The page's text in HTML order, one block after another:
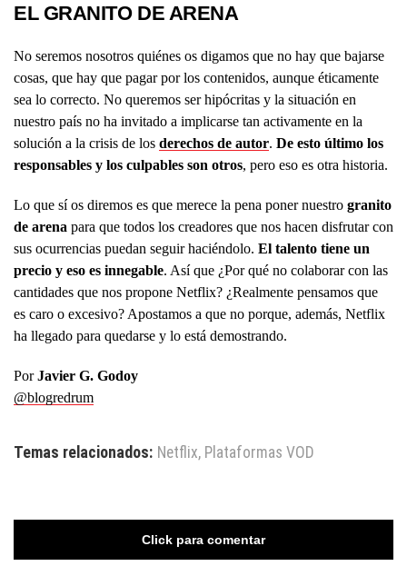
EL GRANITO DE ARENA
No seremos nosotros quiénes os digamos que no hay que bajarse
cosas, que hay que pagar por los contenidos, aunque éticamente
sea lo correcto. No queremos ser hipócritas y la situación en
nuestro país no ha invitado a implicarse tan activamente en la
solución a la crisis de los derechos de autor. De esto último los
responsables y los culpables son otros, pero eso es otra historia.
Lo que sí os diremos es que merece la pena poner nuestro granito
de arena para que todos los creadores que nos hacen disfrutar con
sus ocurrencias puedan seguir haciéndolo. El talento tiene un
precio y eso es innegable. Así que ¿Por qué no colaborar con las
cantidades que nos propone Netflix? ¿Realmente pensamos que
es caro o excesivo? Apostamos a que no porque, además, Netflix
ha llegado para quedarse y lo está demostrando.
PorJavier G. Godoy
@blogredrum
Temas relacionados: Netflix, Plataformas VOD
Click para comentar